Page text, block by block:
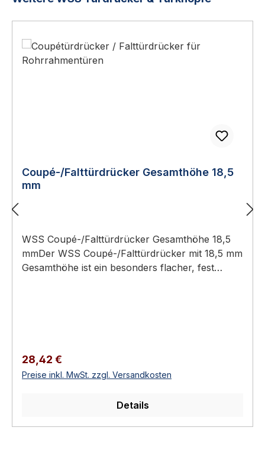
Coupé-/Falttürdrücker Gesamthöhe 18,5
mm
WSS Coupé-/Falttürdrücker Gesamthöhe 18,5
mmDer WSS Coupé-/Falttürdrücker mit 18,5 mm
Gesamthöhe ist ein besonders flacher, fest
drehbar gelagertFür Coupé-, Falt- und
RohrrahmentürenAluminium (3
Oberflächen)Technische DatenSpezifikation und
höhe18,5 mmVierkant8
mmRosetterechteckigLagerungfest drehbar
Regulärer Preis:
28,42 €
Preise inkl. MwSt. zzgl. Versandkosten
Details